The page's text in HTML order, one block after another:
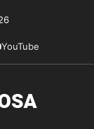
YouTube